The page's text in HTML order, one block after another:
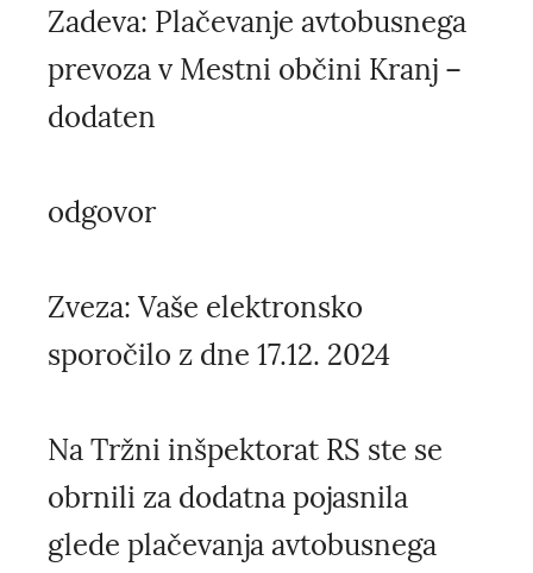
Zadeva: Plačevanje avtobusnega
prevoza v Mestni občini Kranj –
dodaten
odgovor
Zveza: Vaše elektronsko
sporočilo z dne 17.12. 2024
Na Tržni inšpektorat RS ste se
obrnili za dodatna pojasnila
glede plačevanja avtobusnega